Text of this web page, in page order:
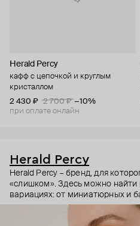
Herald Percy
кафф с цепочкой и круглым
кристаллом
2 430 ₽
2 700 ₽ −10%
при оплате онлайн
Herald Percy
Herald Percy – бренд, для
«слишком». Здесь можно
вариациях: от миниатюрных и
массивных, которые сразу
образа. Героиня бренда –